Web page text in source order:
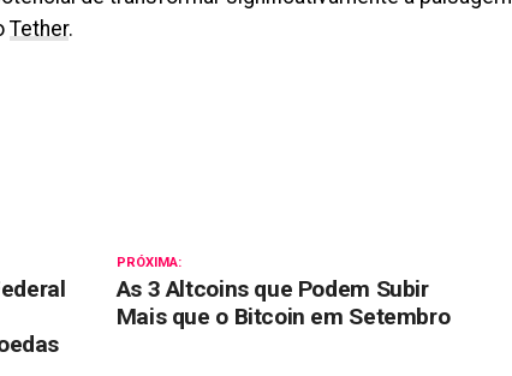
Tether.
PRÓXIMA:
As 3 Altcoins que Podem Subir
Mais que o Bitcoin em Setembro